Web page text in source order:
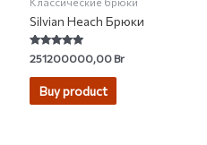
Silvian Heach Брюки
Rated
5.00
out of 5
251200000,00Br
Buy product